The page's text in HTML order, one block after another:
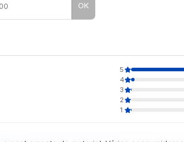
OK
5
4
3
2
1